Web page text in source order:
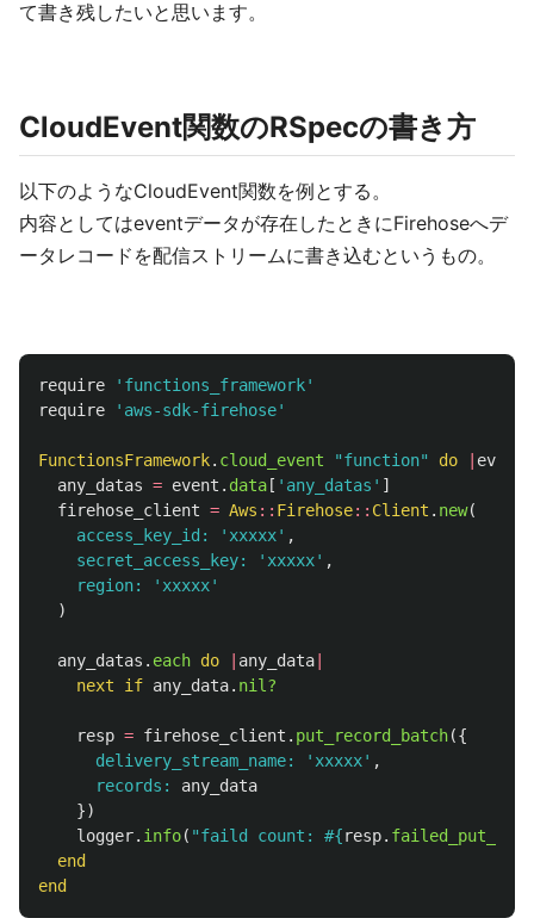
て書き残したいと思います。
CloudEvent関数のRSpecの書き方
以下のようなCloudEvent関数を例とする。
内容としてはeventデータが存在したときにFirehoseへデ
ータレコードを配信ストリームに書き込むというもの。
require
'functions_framework'
require
'aws-sdk-firehose'
FunctionsFramework. cloud_event "function" do event
any_datas = event . data [ 'any_datas' ]
firehose_client = Aws :: Firehose:: Client . new(
access_key_id:
'xxxxx' ,
secret_access_key:
'xxxxx' ,
region:
'xxxxx'
)
any_datas . each do any_data
next
if any_data. nil?
resp = firehose_client . put_record_batch({
delivery_stream_name:
'xxxxx' ,
records: any_data
})
logger. info( "faild count: #{resp.
end
end